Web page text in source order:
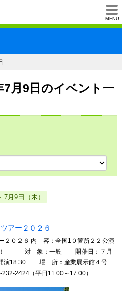
MENU
財団法人石川
7月9日のイベント一
月9日（木）
アー２０２６
２０２６ 内 容：全国1０箇所２２公演
！！ 対 象：一般 開催日：７月
開演18:30 場 所：産業展示館４号
2424（平日11:00～17:00）